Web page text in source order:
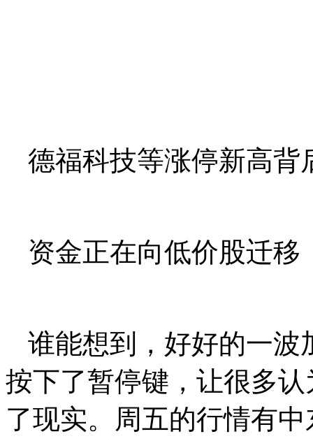
德福科技等涨停新高背
资金正在向低价股迁移
谁能想到，好好的一波
按下了暂停键，让很多
了现实。周五的行情有